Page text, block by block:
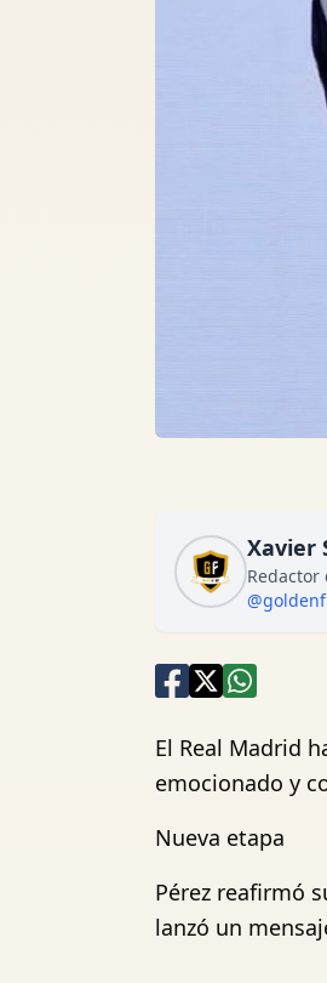
Xavier
Redactor
El Real Madrid
emocionado y
Nueva etapa
Pérez reafirmó
lanzó un